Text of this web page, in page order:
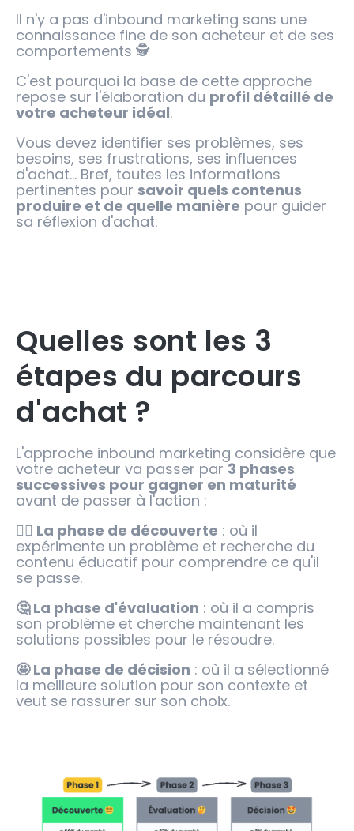
Il n'y a pas d'inbound marketing sans une
connaissance fine de son acheteur et de ses
comportements 🕵️
C'est pourquoi la base de cette approche
repose sur l'élaboration du profil détaillé de
votre acheteur idéal.
Vous devez identifier ses problèmes, ses
besoins, ses frustrations, ses influences
d'achat... Bref, toutes les informations
pertinentes pour savoir quels contenus
produire et de quelle manière pour guider
sa réflexion d'achat.
Quelles sont les 3
étapes du parcours
d'achat ?
L'approche inbound marketing considère que
votre acheteur va passer par3 phases
successives pour gagner en maturité
avant de passer à l'action :
😵‍💫 La phase de découverte : où il
expérimente un problème et recherche du
contenu éducatif pour comprendre ce qu'il
se passe.
🤔 La phase d'évaluation : où il a compris
son problème et cherche maintenant les
solutions possibles pour le résoudre.
🤩 La phase de décision : où il a sélectionné
la meilleure solution pour son contexte et
veut se rassurer sur son choix.